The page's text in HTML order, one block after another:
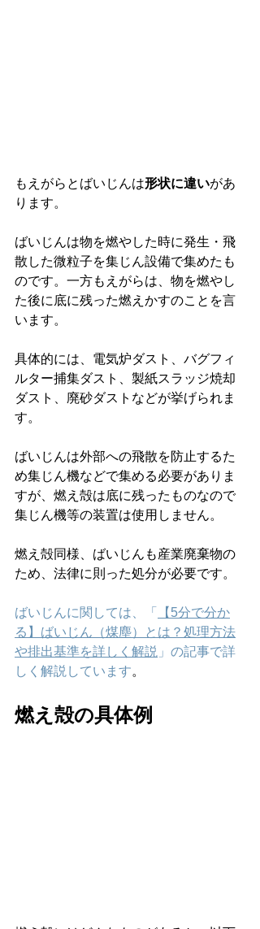
もえがらとばいじんは形状に違いがあ
ります。
ばいじんは物を燃やした時に発生・飛
散した微粒子を集じん設備で集めたも
のです。一方もえがらは、物を燃やし
た後に底に残った燃えかすのことを言
います。
具体的には、電気炉ダスト、バグフィ
ルター捕集ダスト、製紙スラッジ焼却
ダスト、廃砂ダストなどが挙げられま
す。
ばいじんは外部への飛散を防止するた
め集じん機などで集める必要がありま
すが、燃え殻は底に残ったものなので
集じん機等の装置は使用しません。
燃え殻同様、ばいじんも産業廃棄物の
ため、法律に則った処分が必要です。
ばいじんに関しては、「
【5分で分か
る】ばいじん（煤塵）とは？処理方法
や排出基準を詳しく解説 」の記事で詳
しく解説しています。
燃え殻の具体例